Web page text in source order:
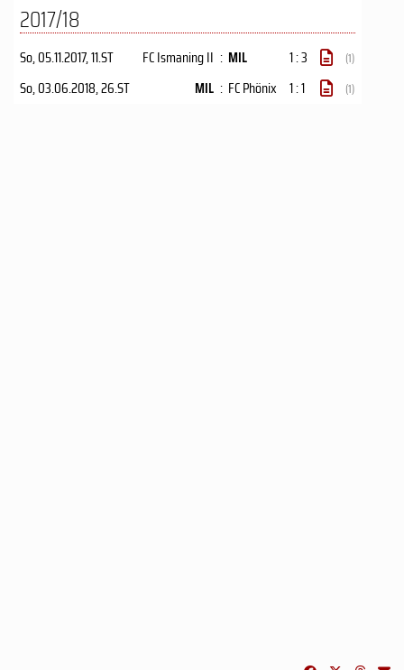
2017/18
So, 05.11.2017, 11.ST FC Ismaning II : MIL 1 : 3 (1)
So, 03.06.2018, 26.ST MIL : FC Phönix 1 : 1 (1)